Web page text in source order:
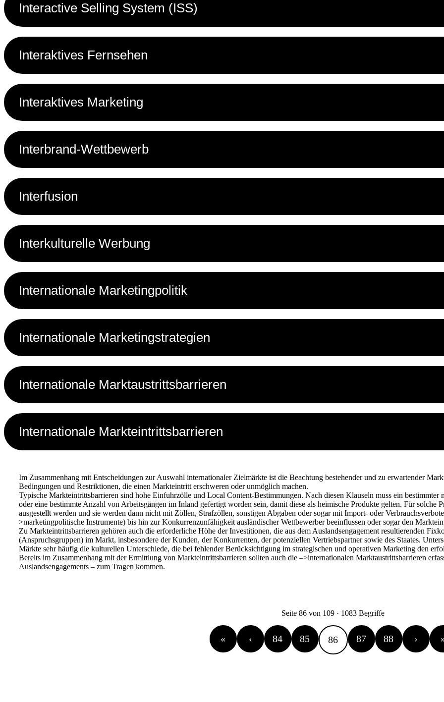
Interactive Selling System (ISS)
Interaktives Fernsehen
Interaktives Marketing
Interbrand-Wettbewerb
Interfusion
Interkulturelle Werbung
Internationale Marketingpolitik
Internationale Marketingstrategien
Internationale Marktaustrittsbarrieren
Internationale Markteintrittsbarrieren
Im Zusammenhang mit Entscheidungen zur Auswahl internationaler Zielmärkte ist die Beachtung bestehender und zu erwartender
Bedingungen und Restriktionen, die einen Markteintritt erschweren oder unmöglich machen.
Typische Markteintrittsbarrieren sind hohe Einfuhrzölle und Local Content-Bestimmungen. Nach diesen Klauseln muss ein
oder eine bestimmte Anzahl von Arbeitsgängen im Inland gefertigt worden sein, damit diese als heimische Produkte gelten. Für
ausgestellt werden und sie werden dann nicht mit Zöllen, Strafzöllen, sonstigen Abgaben oder sogar mit Import- oder
>marketingpolitische Instrumente) bis hin zur Konkurrenzunfähigkeit ausländischer Wettbewerber beeinflussen oder sogar den
Zu Markteintrittsbarrieren gehören auch die erforderliche Höhe der Investitionen, die aus dem Auslandsengagement resultierenden
(Anspruchsgruppen) im Markt, insbesondere der Kunden, der Konkurrenten, der potenziellen Vertriebspartner sowie des Staates.
Märkte sehr häufig die kulturellen Unterschiede, die bei fehlender Berücksichtigung im strategischen und operativen Marketing den
Bereits im Zusammenhang mit der Ermittlung von Markteintrittsbarrieren sollten auch die –>internationalen Marktaustrittsbarrieren
Auslandsengagements – zum Tragen kommen.
Seite 86 von 109 · 1083 Begriffe
« ‹ 84 85 86 87 88 ›